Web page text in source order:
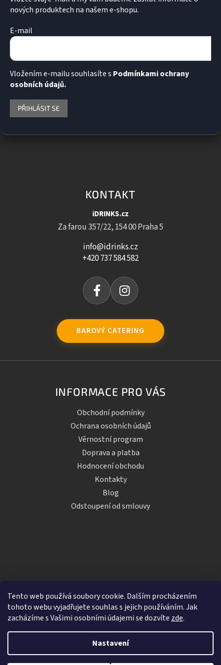
Tento web používá soubory cookie. Dalším procházením
tohoto webu vyjadřujete souhlas s jejich používáním. Jak
zacházíme s Vašimi osobními údajemi se dozvíte zde.
Nastavení
nových produktech na našem e-shopu.
E-mail
Vložením e-mailu souhlasíte s Podmínkami ochrany
osobních údajů.
PŘIHLÁSIT SE
KONTAKT
iDRINKS.cz
Za farou 357/22, 154 00 Praha 5
info@idrinks.cz
+420 737 584 582
BAROVÝ CATERING
INFORMACE PRO VÁS
Obchodní podmínky
Ochrana osobních údajů
Věrnostní program
Doprava a platba
Hodnocení obchodu
Kontakty
Blog
Odstoupení od smlouvy
Vytvořil Shoptet
iDRINKS.cz. Všechna práva vyhrazena.